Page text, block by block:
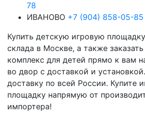
78
ИВАНОВО +7 (904) 858-05-85
Купить детскую игровую
склада в Москве, а также
комплекс для детей прямо к вам
во двор с доставкой и
доставку по всей России. Купите
площадку напрямую от
импортера!